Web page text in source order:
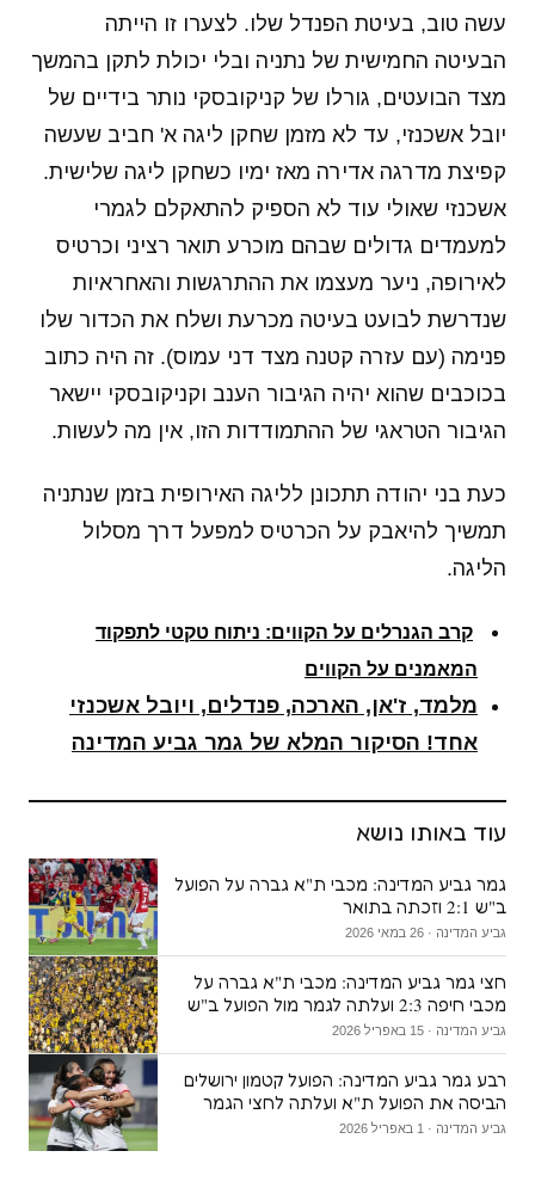
עשה טוב, בעיטת הפנדל שלו. לצערו זו הייתה
הבעיטה החמישית של נתניה ובלי יכולת לתקן בהמשך
מצד הבועטים, גורלו של קניקובסקי נותר בידיים של
יובל אשכנזי, עד לא מזמן שחקן ליגה א' חביב שעשה
קפיצת מדרגה אדירה מאז ימיו כשחקן ליגה שלישית.
אשכנזי שאולי עוד לא הספיק להתאקלם לגמרי
למעמדים גדולים שבהם מוכרע תואר רציני וכרטיס
לאירופה, ניער מעצמו את ההתרגשות והאחראיות
שנדרשת לבועט בעיטה מכרעת ושלח את הכדור שלו
פנימה (עם עזרה קטנה מצד דני עמוס). זה היה כתוב
בכוכבים שהוא יהיה הגיבור הענב וקניקובסקי יישאר
הגיבור הטראגי של ההתמודדות הזו, אין מה לעשות.
כעת בני יהודה תתכונן לליגה האירופית בזמן שנתניה
תמשיך להיאבק על הכרטיס למפעל דרך מסלול
הליגה.
קרב הגנרלים על הקווים: ניתוח טקטי לתפקוד
המאמנים על הקווים
מלמד, ז'אן, הארכה, פנדלים, ויובל אשכנזי
אחד! הסיקור המלא של גמר גביע המדינה
עוד באותו נושא
גמר גביע המדינה: מכבי ת"א גברה על הפועל
ב"ש 2:1 וזכתה בתואר
גביע המדינה · 26 במאי 2026
חצי גמר גביע המדינה: מכבי ת"א גברה על
מכבי חיפה 2:3 ועלתה לגמר מול הפועל ב"ש
גביע המדינה · 15 באפריל 2026
רבע גמר גביע המדינה: הפועל קטמון ירושלים
הביסה את הפועל ת"א ועלתה לחצי הגמר
גביע המדינה · 1 באפריל 2026